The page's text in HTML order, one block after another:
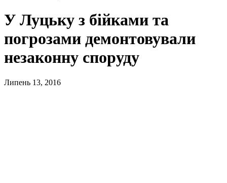
У Луцьку з бійками та
погрозами демонтовували
незаконну споруду
Липень 13, 2016